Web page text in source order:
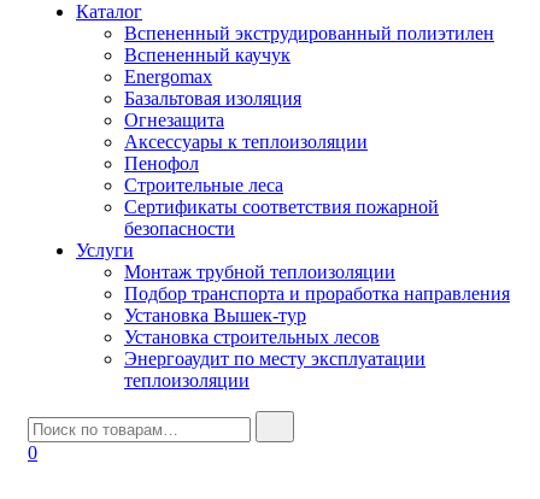
Каталог
Вспененный экструдированный полиэтилен
Вспененный каучук
Energomax
Базальтовая изоляция
Огнезащита
Аксессуары к теплоизоляции
Пенофол
Строительные леса
Сертификаты соответствия пожарной
безопасности
Услуги
Монтаж трубной теплоизоляции
Подбор транспорта и проработка направления
Установка Вышек-тур
Установка строительных лесов
Энергоаудит по месту эксплуатации
теплоизоляции
И
с
к
0